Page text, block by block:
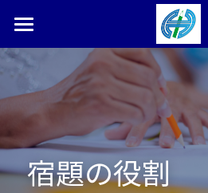
ホーム
塾長ブログ
本松学習塾とは
合格体験記・実績
宿題の役割